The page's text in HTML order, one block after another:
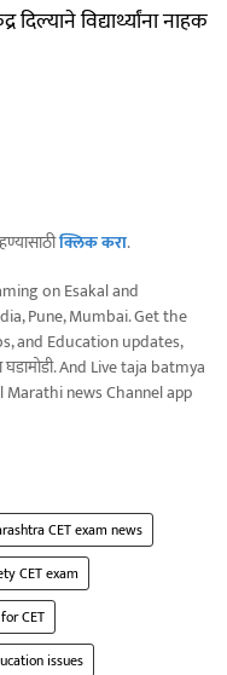
विद्यार्थ्यांना नाहक
क्लिक करा.
on Esakal and
Pune, Mumbai. Get the
and Education updates,
घडामोडी. And Live taja batmya
news Channel app
CET exam news
CET exam
CET
issues